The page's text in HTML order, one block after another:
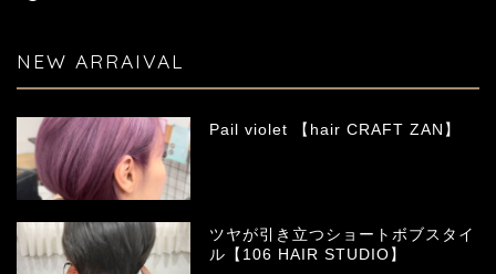
NEW ARRAIVAL
Pail violet 【hair CRAFT ZAN】
ツヤが引き立つショートボブスタイ
ル【106 HAIR STUDIO】